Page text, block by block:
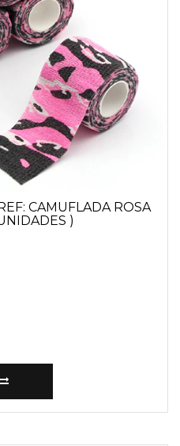
CAMUFLADA ROSA
)